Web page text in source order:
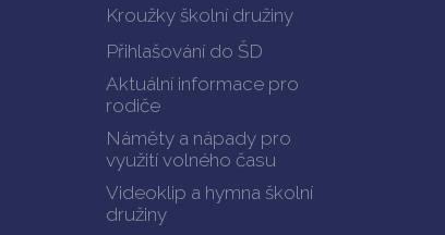
Kroužky školní družiny
Přihlašování do ŠD
Aktuální informace pro
rodiče
Náměty a nápady pro
využití volného času
Videoklip a hymna školní
družiny